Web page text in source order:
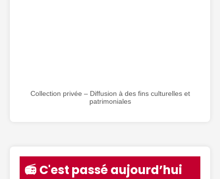
Collection privée – Diffusion à des fins culturelles et
patrimoniales
📻 C'est passé aujourd’hui